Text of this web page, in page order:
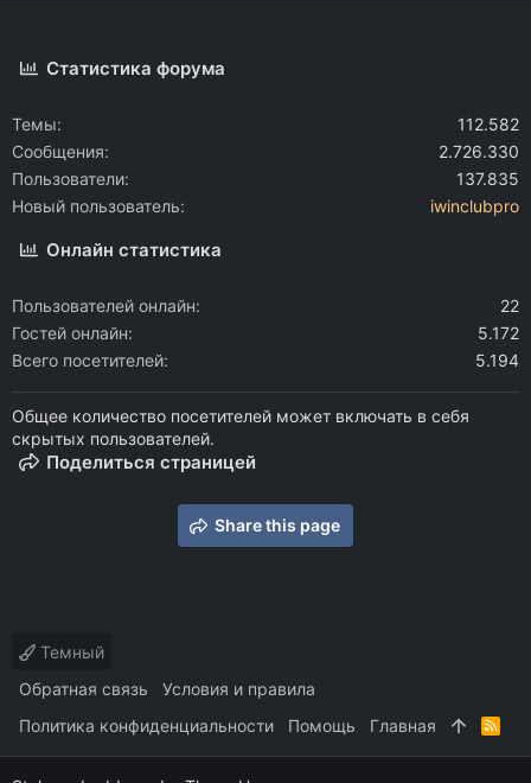
Статистика форума
Темы
112.582
Сообщения
2.726.330
Пользователи
137.835
Новый пользователь
iwinclubpro
Онлайн статистика
Пользователей онлайн
22
Гостей онлайн
5.172
Всего посетителей
5.194
Общее количество посетителей может включать в себя
скрытых пользователей.
Поделиться страницей
Share this page
Темный
Обратная связь
Условия и правила
Политика конфиденциальности
Помощь Главная
R